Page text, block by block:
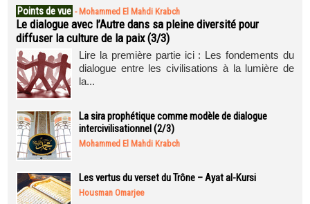
Points de vue - Mohammed El Mahdi Krabch
Le dialogue avec l’Autre dans sa pleine diversité pour
diffuser la culture de la paix (3/3)
Lire la première partie ici : Les fondements du
dialogue entre les civilisations à la lumière de
la...
La sira prophétique comme modèle de dialogue
intercivilisationnel (2/3)
Mohammed El Mahdi Krabch
Les vertus du verset du Trône – Ayat al-Kursi
Housman Omarjee